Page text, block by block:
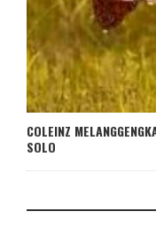
COLEINZ
SOLO